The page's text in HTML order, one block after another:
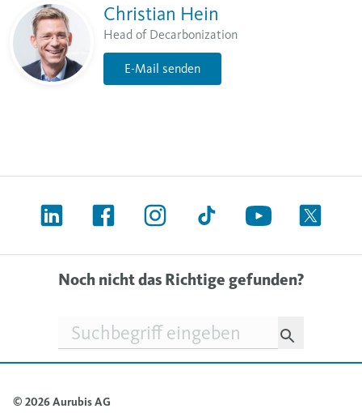
Christian Hein
Head of Decarbonization
E-Mail senden
Noch nicht das Richtige gefunden?
Suchfeld
© 2026 Aurubis AG